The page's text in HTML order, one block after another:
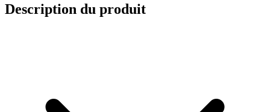
Description du produit